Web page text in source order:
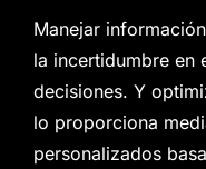
Manejar
la incertidumbre en
decisiones. Y
lo proporciona
personalizados